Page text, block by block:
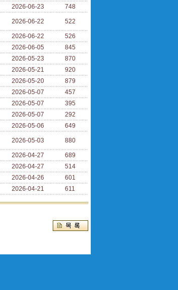
2026-06-23 748
2026-06-22 522
2026-06-22
526
2026-06-05
845
2026-05-23
870
2026-05-21
920
2026-05-20
879
2026-05-07
457
2026-05-07
395
2026-05-07
292
2026-05-06 649
2026-05-03 880
2026-04-27
689
2026-04-27
514
2026-04-26
601
2026-04-21 611